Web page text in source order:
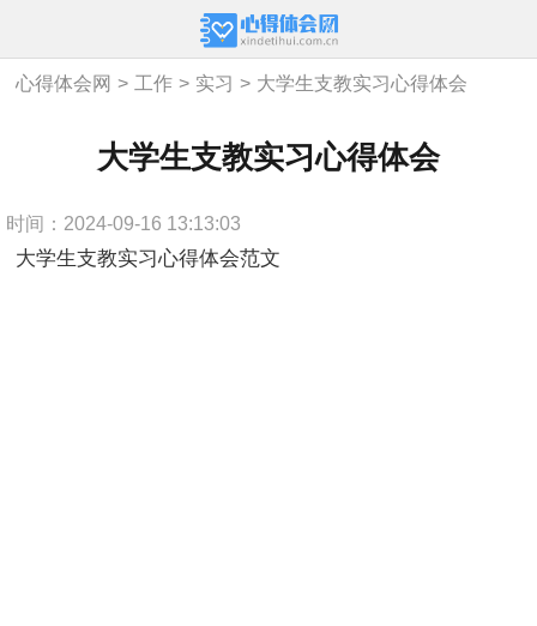
心得体会网 > 工作 > 实习 > 大学生支教实习心得体会
大学生支教实习心得体会
时间：2024-09-16 13:13:03
大学生支教实习心得体会范文